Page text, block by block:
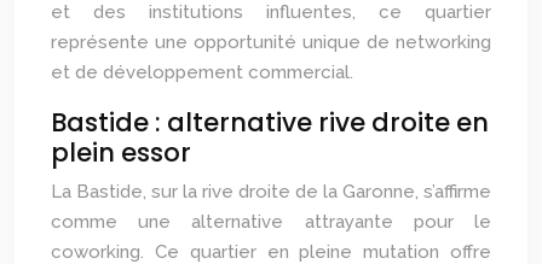
et des institutions influentes, ce quartier
représente une opportunité unique de networking
et de développement commercial.
Bastide : alternative rive droite en
plein essor
La Bastide, sur la rive droite de la Garonne, s’affirme
comme une alternative attrayante pour le
coworking. Ce quartier en pleine mutation offre